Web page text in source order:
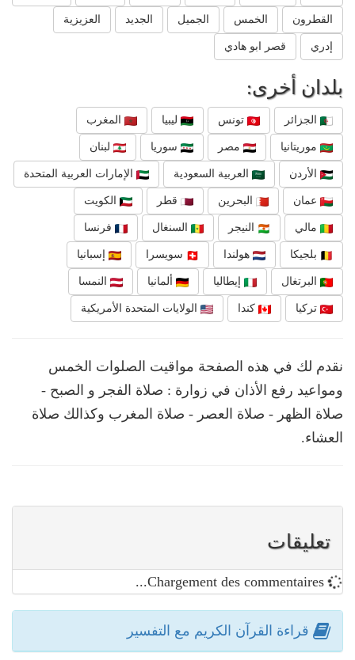
القطرون الخمس الجميل الجديد العزيزية
إدري قصر ابو هادي
بلدان أخرى:
الجزائر تونس ليبيا المغرب
موريتانيا مصر سوريا لبنان
الأردن العربية السعودية الإمارات العربية المتحدة
عمان البحرين قطر الكويت
مالي النيجر السنغال فرنسا
بلجيكا هولندا سويسرا إسبانيا
البرتغال إيطاليا ألمانيا النمسا
تركيا كندا الولايات المتحدة الأمريكية
نقدم لك في هذه الصفحة مواقيت الصلوات الخمس
ومواعيد رفع الأذان في زوارة : صلاة الفجر و الصبح -
صلاة الظهر - صلاة العصر - صلاة المغرب وكذالك صلاة
العشاء.
تعليقات
Chargement des commentaires...
قراءة القرآن الكريم مع التفسير